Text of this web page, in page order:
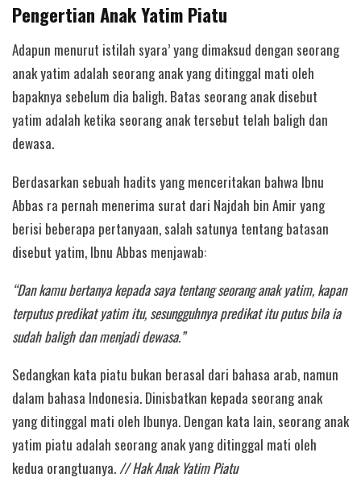
Pengertian Anak Yatim Piatu
Adapun menurut istilah syara’ yang dimaksud dengan seorang
anak yatim adalah seorang anak yang ditinggal mati oleh
bapaknya sebelum dia baligh. Batas seorang anak disebut
yatim adalah ketika seorang anak tersebut telah baligh dan
dewasa.
Berdasarkan sebuah hadits yang menceritakan bahwa Ibnu
Abbas ra pernah menerima surat dari Najdah bin Amir yang
berisi beberapa pertanyaan, salah satunya tentang batasan
disebut yatim, Ibnu Abbas menjawab:
“Dan kamu bertanya kepada saya tentang seorang anak yatim, kapan
terputus predikat yatim itu, sesungguhnya predikat itu putus bila ia
sudah baligh dan menjadi dewasa.”
Sedangkan kata piatu bukan berasal dari bahasa arab, namun
dalam bahasa Indonesia. Dinisbatkan kepada seorang anak
yang ditinggal mati oleh Ibunya. Dengan kata lain, seorang anak
yatim piatu adalah seorang anak yang ditinggal mati oleh
kedua orangtuanya.// Hak Anak Yatim Piatu